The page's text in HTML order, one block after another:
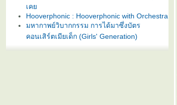
เค
Hooverphonic : Hooverphonic with Orchestra
มหากาพย์วิบากกรรม การได้มาซึ่งบัตร
คอนเสิร์ตเมียเด็ก (Girls' Generation)